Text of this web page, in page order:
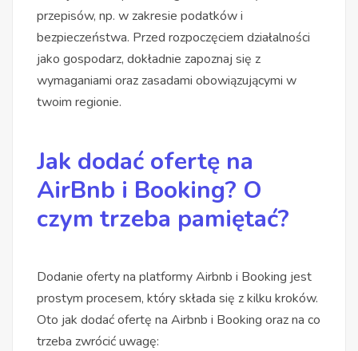
przepisów, np. w zakresie podatków i
bezpieczeństwa. Przed rozpoczęciem działalności
jako gospodarz, dokładnie zapoznaj się z
wymaganiami oraz zasadami obowiązującymi w
twoim regionie.
Jak dodać ofertę na
AirBnb i Booking? O
czym trzeba pamiętać?
Dodanie oferty na platformy Airbnb i Booking jest
prostym procesem, który składa się z kilku kroków.
Oto jak dodać ofertę na Airbnb i Booking oraz na co
trzeba zwrócić uwagę: